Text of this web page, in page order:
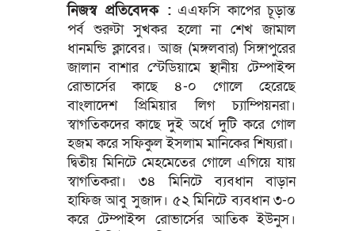
নিজস্ব প্রতিবেদক :এএফসি কাপের চূড়ান্ত
পর্ব শুরুটা সুখকর হলো না শেখ জামাল
ধানমন্ডি ক্লাবের। আজ (মঙ্গলবার) সিঙ্গাপুরের
জালান বাশার স্টেডিয়ামে স্থানীয় টেম্পাইন্স
রোভার্সের কাছে ৪-০ গোলে হেরেছে
বাংলাদেশ প্রিমিয়ার লিগ চ্যাম্পিয়নরা।
স্বাগতিকদের কাছে দুই অর্ধে দুটি করে গোল
হজম করে সফিকুল ইসলাম মানিকের শিষ্যরা।
দ্বিতীয় মিনিটে মেহমেতের গোলে এগিয়ে যায়
স্বাগতিকরা। ৩৪ মিনিটে ব্যবধান বাড়ান
হাফিজ আবু সুজাদ। ৫২ মিনিটে ব্যবধান ৩-০
করে টেম্পাইন্স রোভার্সের আতিক ইউনুস।